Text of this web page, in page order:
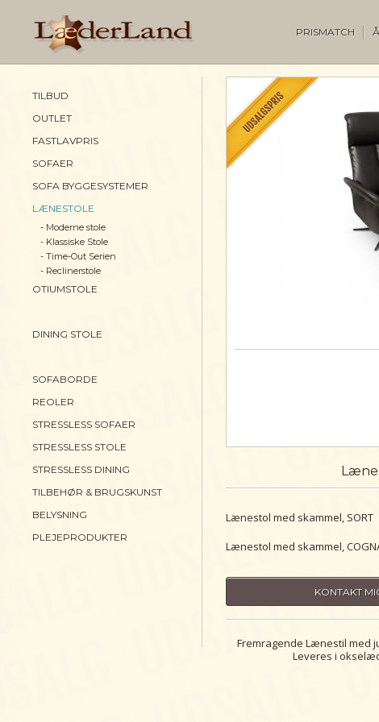
PRISMATCH
TILBUD
OUTLET
FASTLAVPRIS
SOFAER
SOFA BYGGESYSTEMER
LÆNESTOLE
- Moderne stole
- Klassiske Stole
- Time-Out Serien
- Reclinerstole
OTIUMSTOLE
DINING STOLE
SOFABORDE
REOLER
STRESSLESS SOFAER
STRESSLESS STOLE
STRESSLESS DINING
TILBEHØR & BRUGSKUNST
BELYSNING
PLEJEPRODUKTER
Lænestol med skammel, SORT
Lænestol med skammel,
KONTAKT
Fremragende Lænestil med
Leveres i